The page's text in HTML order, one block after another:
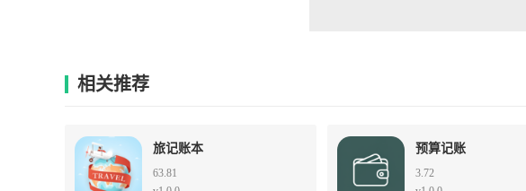
相关推荐
旅记账本
63.81
预算记账
3.72